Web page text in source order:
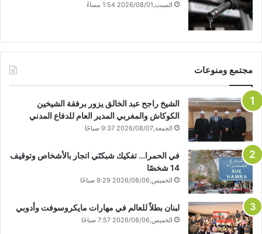
السبت,2026/08/01 1:54 مساءً
مجتمع ومنوعات
الشيخ راجح عبد الخالق يزور برفقة الشيخين
الكوكاش والمغربي المدير العام للدفاع المدني
الجمعة,2026/08/07 9:37 صباحًا
في الحمرا… تفكيك شبكتَي اتجار بالأشخاص وتوقيف
14 شخصًا
الخميس,2026/08/06 9:29 صباحًا
لبنان بطلاً للعالم في مهارات مايكروسوفت وأدوبي
الخميس,2026/08/06 7:57 صباحًا